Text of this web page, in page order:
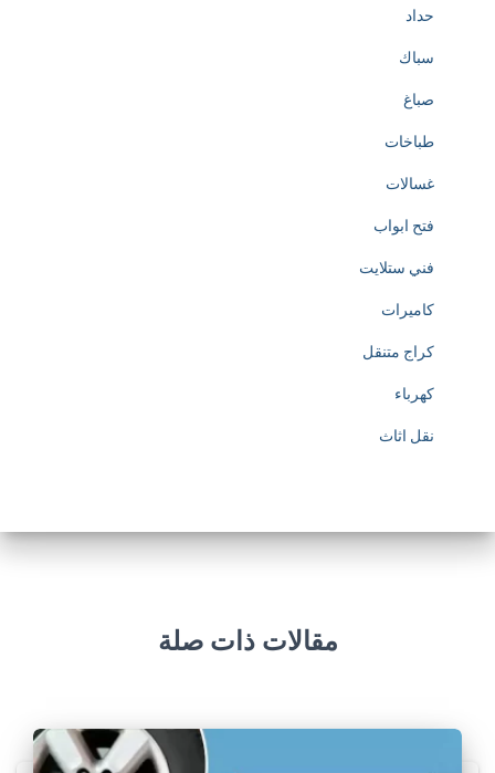
حداد
سباك
صباغ
طباخات
غسالات
فتح ابواب
فني ستلايت
كاميرات
كراج متنقل
كهرباء
نقل اثاث
مقالات ذات صلة